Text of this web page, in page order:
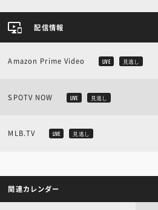
配信情報
Amazon Prime Video LIVE 見逃し
SPOTV NOW LIVE 見逃し
MLB.TV LIVE 見逃し
関連カレンダー